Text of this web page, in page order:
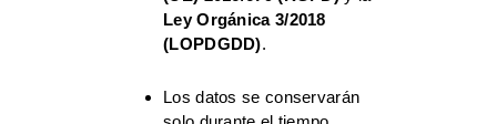
Ley Orgánica 3/2018
(LOPDGDD).
Los datos se conservarán